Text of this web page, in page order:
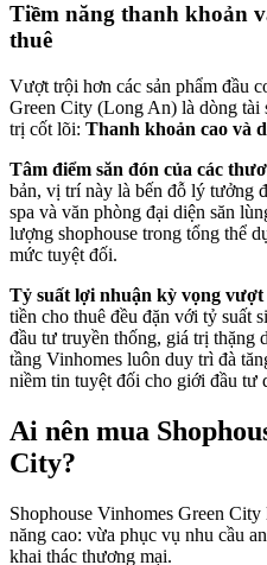
Tiềm năng thanh khoản
thuê
Vượt trội hơn các sản phẩm đầu
Green City (Long An) là dòng tài
trị cốt lõi: Thanh khoản cao và
Tâm điểm săn đón của các
bản, vị trí này là bến đỗ lý tưởng
spa và văn phòng đại diện săn
lượng shophouse trong tổng thể
mức tuyệt đối.
Tỷ suất lợi nhuận kỳ vọng
tiền cho thuê đều đặn với tỷ suất
đầu tư truyền thống, giá trị thặng
tầng Vinhomes luôn duy trì đà
niềm tin tuyệt đối cho giới đầu tư
Ai nên mua
City?
Shophouse Vinhomes Green
năng cao: vừa phục vụ nhu cầu
khai thác thương mại.